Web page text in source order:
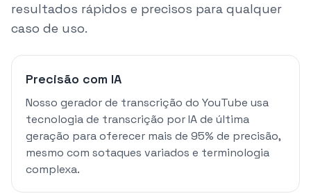
resultados rápidos e precisos para qualquer
caso de uso.
Precisão com IA
Nosso gerador de transcrição do YouTube usa
tecnologia de transcrição por IA de última
geração para oferecer mais de 95% de precisão,
mesmo com sotaques variados e terminologia
complexa.